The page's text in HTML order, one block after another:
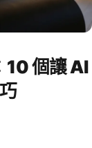
個讓 AI